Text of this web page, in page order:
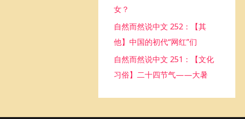
女？
自然而然说中文 252：【其
他】中国的初代“网红”们
自然而然说中文 251：【文化
习俗】二十四节气——大暑